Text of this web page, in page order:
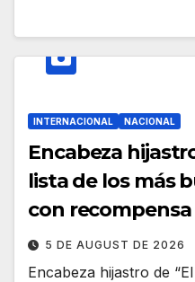
INTERNACIONAL NACIONAL
Encabeza
lista de los más
con
5 DE AUGUST DE 2026
Encabeza hijastro de